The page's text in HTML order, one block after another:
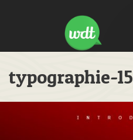
typographie-15